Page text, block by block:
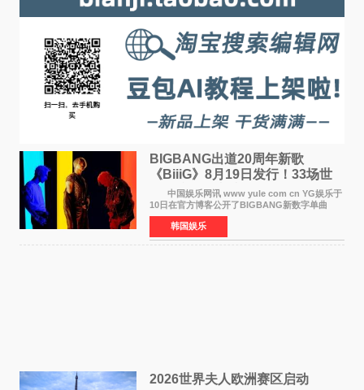
BIGBANG出道20周年新歌
《BiiiG》8月19日发行！33场世
界巡演同步启航
中国娱乐网讯 www yule com cn YG娱乐于
10日在官方博客公开了BIGBANG新数字单曲
《BiiiG》的海报，宣布新歌将于8月19日——组
合出道20周年纪念日正式发行。歌名取自意为"巨
大""宏大"的"BIG"
韩国娱乐
2026世界夫人欧洲赛区启动